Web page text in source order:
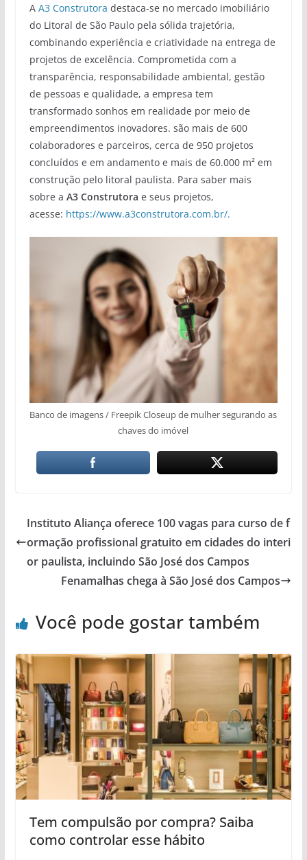
A A3 Construtora destaca-se no mercado imobiliário
do Litoral de São Paulo pela sólida trajetória,
combinando experiência e criatividade na entrega de
projetos de excelência. Comprometida com a
transparência, responsabilidade ambiental, gestão
de pessoas e qualidade, a empresa tem
transformado sonhos em realidade por meio de
empreendimentos inovadores. são mais de 600
colaboradores e parceiros, cerca de 950 projetos
concluídos e em andamento e mais de 60.000 m² em
construção pelo litoral paulista. Para saber mais
sobre a A3 Construtora e seus projetos,
acesse: https://www.a3construtora.com.br/.
Banco de imagens / Freepik Closeup de mulher segurando as
chaves do imóvel
Instituto Aliança oferece 100 vagas para curso de f
ormação profissional gratuito em cidades do interi
or paulista, incluindo São José dos Campos
Fenamalhas chega à São José dos Campos
Você pode gostar também
Tem compulsão por compra? Saiba
como controlar esse hábito